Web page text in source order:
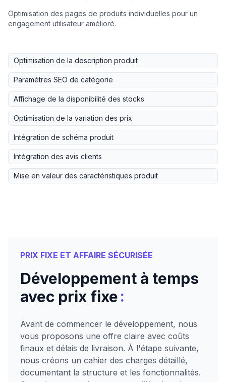
Optimisation des pages de produits individuelles pour un
engagement utilisateur amélioré.
Optimisation de la description produit
Paramètres SEO de catégorie
Affichage de la disponibilité des stocks
Optimisation de la variation des prix
Intégration de schéma produit
Intégration des avis clients
Mise en valeur des caractéristiques produit
PRIX FIXE ET AFFAIRE SÉCURISÉE
Développement à temps
avec prix fixe:
Avant de commencer le développement, nous
vous proposons une offre claire avec coûts
finaux et délais de livraison. À l'étape suivante,
nous créons un cahier des charges détaillé,
documentant la structure et les fonctionnalités.